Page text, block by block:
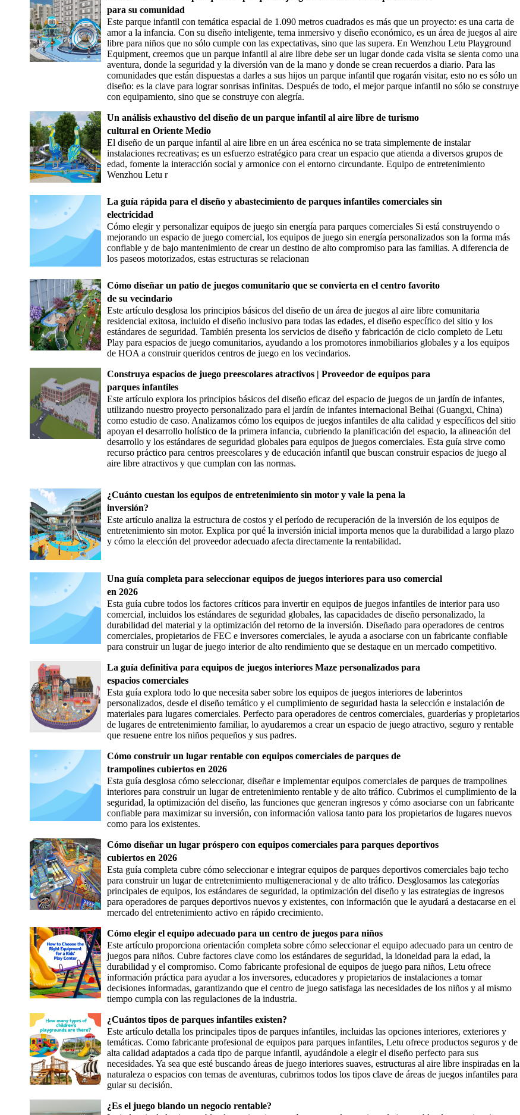
para su comunidad
Este parque infantil con temática espacial de 1.090 metros cuadrados es más que un proyecto: es una carta de
amor a la infancia. Con su diseño inteligente, tema inmersivo y diseño económico, es un área de juegos al aire
libre para niños que no sólo cumple con las expectativas, sino que las supera. En Wenzhou Letu Playground
Equipment, creemos que un parque infantil al aire libre debe ser un lugar donde cada visita se sienta como una
aventura, donde la seguridad y la diversión van de la mano y donde se crean recuerdos a diario. Para las
comunidades que están dispuestas a darles a sus hijos un parque infantil que rogarán visitar, esto no es sólo un
diseño: es la clave para lograr sonrisas infinitas. Después de todo, el mejor parque infantil no sólo se construye
con equipamiento, sino que se construye con alegría.
Un análisis exhaustivo del diseño de un parque infantil al aire libre de turismo
cultural en Oriente Medio
El diseño de un parque infantil al aire libre en un área escénica no se trata simplemente de instalar
instalaciones recreativas; es un esfuerzo estratégico para crear un espacio que atienda a diversos grupos de
edad, fomente la interacción social y armonice con el entorno circundante. Equipo de entretenimiento
Wenzhou Letu r
La guía rápida para el diseño y abastecimiento de parques infantiles comerciales sin
electricidad
Cómo elegir y personalizar equipos de juego sin energía para parques comerciales Si está construyendo o
mejorando un espacio de juego comercial, los equipos de juego sin energía personalizados son la forma más
confiable y de bajo mantenimiento de crear un destino de alto compromiso para las familias. A diferencia de
los paseos motorizados, estas estructuras se relacionan
Cómo diseñar un patio de juegos comunitario que se convierta en el centro favorito
de su vecindario
Este artículo desglosa los principios básicos del diseño de un área de juegos al aire libre comunitaria
residencial exitosa, incluido el diseño inclusivo para todas las edades, el diseño específico del sitio y los
estándares de seguridad. También presenta los servicios de diseño y fabricación de ciclo completo de Letu
Play para espacios de juego comunitarios, ayudando a los promotores inmobiliarios globales y a los equipos
de HOA a construir queridos centros de juego en los vecindarios.
Construya espacios de juego preescolares atractivos | Proveedor de equipos para
parques infantiles
Este artículo explora los principios básicos del diseño eficaz del espacio de juegos de un jardín de infantes,
utilizando nuestro proyecto personalizado para el jardín de infantes internacional Beihai (Guangxi, China)
como estudio de caso. Analizamos cómo los equipos de juegos infantiles de alta calidad y específicos del sitio
apoyan el desarrollo holístico de la primera infancia, cubriendo la planificación del espacio, la alineación del
desarrollo y los estándares de seguridad globales para equipos de juegos comerciales. Esta guía sirve como
recurso práctico para centros preescolares y de educación infantil que buscan construir espacios de juego al
aire libre atractivos y que cumplan con las normas.
¿Cuánto cuestan los equipos de entretenimiento sin motor y vale la pena la
inversión?
Este artículo analiza la estructura de costos y el período de recuperación de la inversión de los equipos de
entretenimiento sin motor. Explica por qué la inversión inicial importa menos que la durabilidad a largo plazo
y cómo la elección del proveedor adecuado afecta directamente la rentabilidad.
Una guía completa para seleccionar equipos de juegos interiores para uso comercial
en 2026
Esta guía cubre todos los factores críticos para invertir en equipos de juegos infantiles de interior para uso
comercial, incluidos los estándares de seguridad globales, las capacidades de diseño personalizado, la
durabilidad del material y la optimización del retorno de la inversión. Diseñado para operadores de centros
comerciales, propietarios de FEC e inversores comerciales, le ayuda a asociarse con un fabricante confiable
para construir un lugar de juego interior de alto rendimiento que se destaque en un mercado competitivo.
La guía definitiva para equipos de juegos interiores Maze personalizados para
espacios comerciales
Esta guía explora todo lo que necesita saber sobre los equipos de juegos interiores de laberintos
personalizados, desde el diseño temático y el cumplimiento de seguridad hasta la selección e instalación de
materiales para lugares comerciales. Perfecto para operadores de centros comerciales, guarderías y propietarios
de lugares de entretenimiento familiar, lo ayudaremos a crear un espacio de juego atractivo, seguro y rentable
que resuene entre los niños pequeños y sus padres.
Cómo construir un lugar rentable con equipos comerciales de parques de
trampolines cubiertos en 2026
Esta guía desglosa cómo seleccionar, diseñar e implementar equipos comerciales de parques de trampolines
interiores para construir un lugar de entretenimiento rentable y de alto tráfico. Cubrimos el cumplimiento de la
seguridad, la optimización del diseño, las funciones que generan ingresos y cómo asociarse con un fabricante
confiable para maximizar su inversión, con información valiosa tanto para los propietarios de lugares nuevos
como para los existentes.
Cómo diseñar un lugar próspero con equipos comerciales para parques deportivos
cubiertos en 2026
Esta guía completa cubre cómo seleccionar e integrar equipos de parques deportivos comerciales bajo techo
para construir un lugar de entretenimiento multigeneracional y de alto tráfico. Desglosamos las categorías
principales de equipos, los estándares de seguridad, la optimización del diseño y las estrategias de ingresos
para operadores de parques deportivos nuevos y existentes, con información que le ayudará a destacarse en el
mercado del entretenimiento activo en rápido crecimiento.
Cómo elegir el equipo adecuado para un centro de juegos para niños
Este artículo proporciona orientación completa sobre cómo seleccionar el equipo adecuado para un centro de
juegos para niños. Cubre factores clave como los estándares de seguridad, la idoneidad para la edad, la
durabilidad y el compromiso. Como fabricante profesional de equipos de juego para niños, Letu ofrece
información práctica para ayudar a los inversores, educadores y propietarios de instalaciones a tomar
decisiones informadas, garantizando que el centro de juego satisfaga las necesidades de los niños y al mismo
tiempo cumpla con las regulaciones de la industria.
¿Cuántos tipos de parques infantiles existen?
Este artículo detalla los principales tipos de parques infantiles, incluidas las opciones interiores, exteriores y
temáticas. Como fabricante profesional de equipos para parques infantiles, Letu ofrece productos seguros y de
alta calidad adaptados a cada tipo de parque infantil, ayudándole a elegir el diseño perfecto para sus
necesidades. Ya sea que esté buscando áreas de juego interiores suaves, estructuras al aire libre inspiradas en la
naturaleza o espacios con temas de aventuras, cubrimos todos los tipos clave de áreas de juegos infantiles para
guiar su decisión.
¿Es el juego blando un negocio rentable?